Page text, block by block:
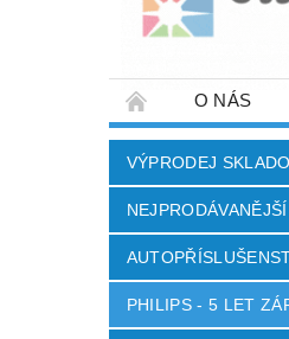
O NÁS
OBCHODNÍ
DŮM A ZAHRADA
VÝPRODEJ
NEJPRODÁVANĚJŠÍ
PHILIPS - 5 LET